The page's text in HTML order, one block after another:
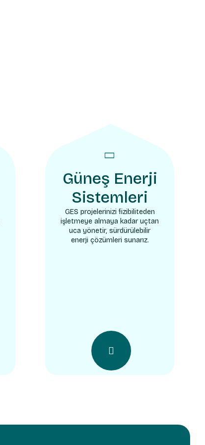
Güneş Enerji
Sistemleri
GES projelerinizi fizibiliteden
işletmeye almaya kadar uçtan
uca yönetir, sürdürülebilir
enerji çözümleri sunarız.